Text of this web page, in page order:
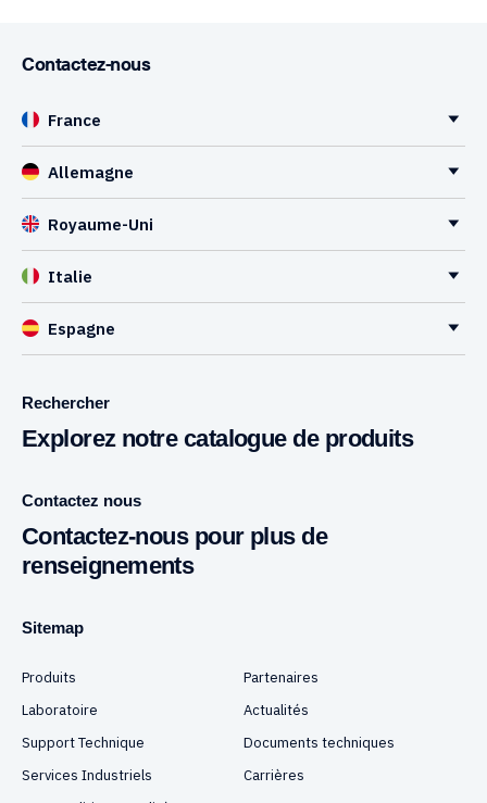
Contactez-nous
France
Allemagne
Royaume-Uni
Italie
Espagne
Rechercher
Explorez notre catalogue de produits
Contactez nous
Contactez-nous pour plus de
renseignements
Sitemap
Produits
Partenaires
Laboratoire
Actualités
Support Technique
Documents techniques
Services Industriels
Carrières